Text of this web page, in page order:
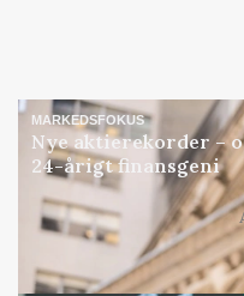
MARKEDSFOKUS
Nye aktierekorder –
24-årigt finansgeni